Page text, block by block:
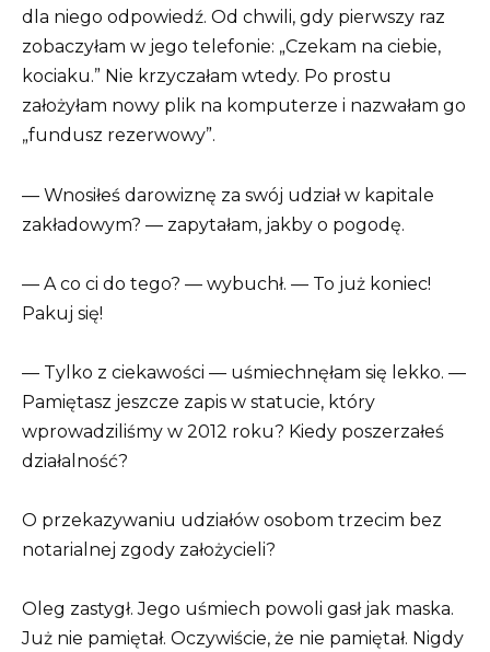
dla niego odpowiedź. Od chwili, gdy pierwszy raz
zobaczyłam w jego telefonie: „Czekam na ciebie,
kociaku.” Nie krzyczałam wtedy. Po prostu
założyłam nowy plik na komputerze i nazwałam go
„fundusz rezerwowy”.
— Wnosiłeś darowiznę za swój udział w kapitale
zakładowym? — zapytałam, jakby o pogodę.
— A co ci do tego? — wybuchł. — To już koniec!
Pakuj się!
— Tylko z ciekawości — uśmiechnęłam się lekko. —
Pamiętasz jeszcze zapis w statucie, który
wprowadziliśmy w 2012 roku? Kiedy poszerzałeś
działalność?
O przekazywaniu udziałów osobom trzecim bez
notarialnej zgody założycieli?
Oleg zastygł. Jego uśmiech powoli gasł jak maska.
Już nie pamiętał. Oczywiście, że nie pamiętał. Nigdy